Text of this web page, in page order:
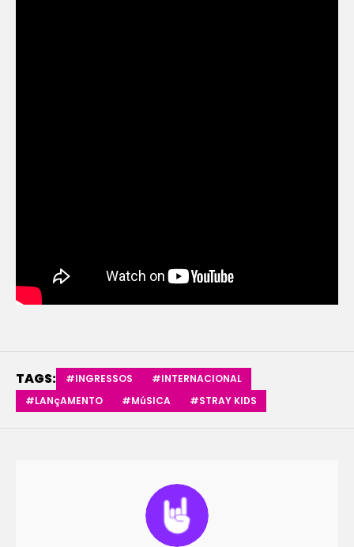
TAGS: #INGRESSOS
#INTERNACIONAL
#LANçAMENTO
#MúSICA #STRAY KIDS